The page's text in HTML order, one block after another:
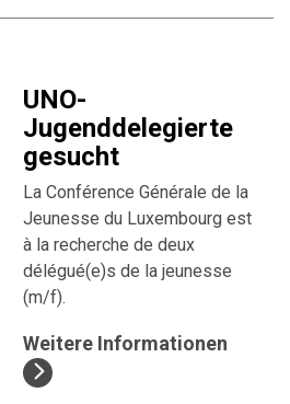
UNO-
Jugenddelegierte
gesucht
La Conférence Générale de la
Jeunesse du Luxembourg est
à la recherche de deux
délégué(e)s de la jeunesse
(m/f).
Weitere Informationen